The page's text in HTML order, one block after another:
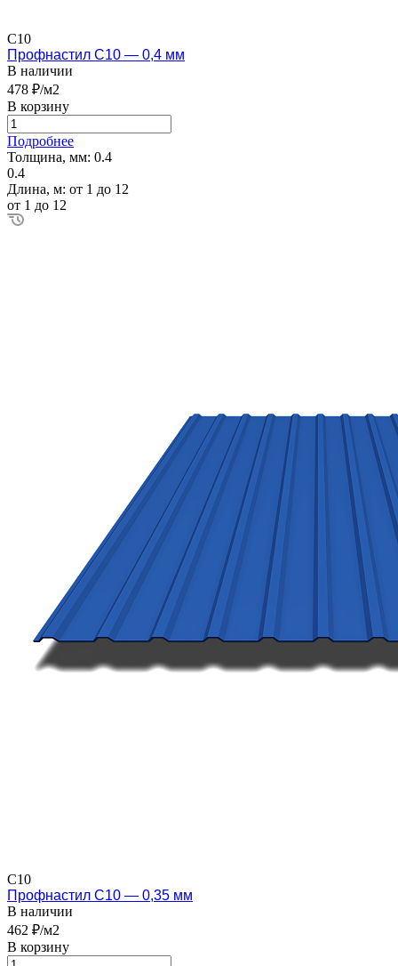
С10
Профнастил С10 — 0,4 мм
В наличии
478 ₽/м2
В корзину
Подробнее
Толщина, мм: 0.4
0.4
Длина, м: от 1 до 12
от 1 до 12
С10
Профнастил С10 — 0,35 мм
В наличии
462 ₽/м2
В корзину